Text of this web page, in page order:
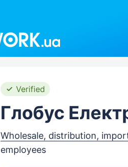
Verified
Глобус
Wholesale, distribution,
employees